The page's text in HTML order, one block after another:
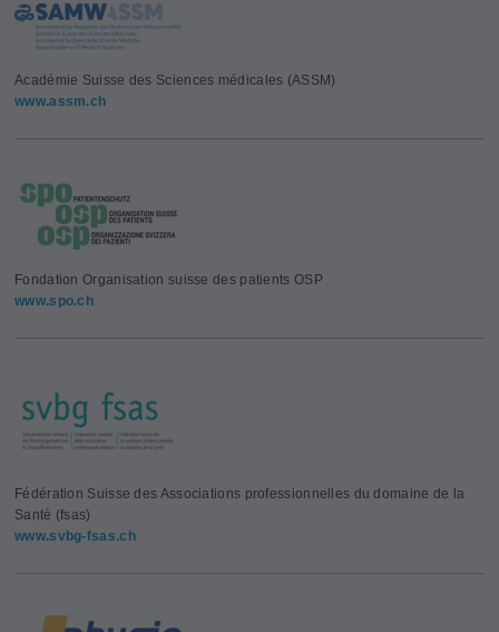
Académie Suisse des Sciences médicales (ASSM)
www.assm.ch
Fondation Organisation suisse des patients OSP
www.spo.ch
Fédération Suisse des Associations professionnelles du domaine de la
Santé (fsas)
www.svbg-fsas.ch